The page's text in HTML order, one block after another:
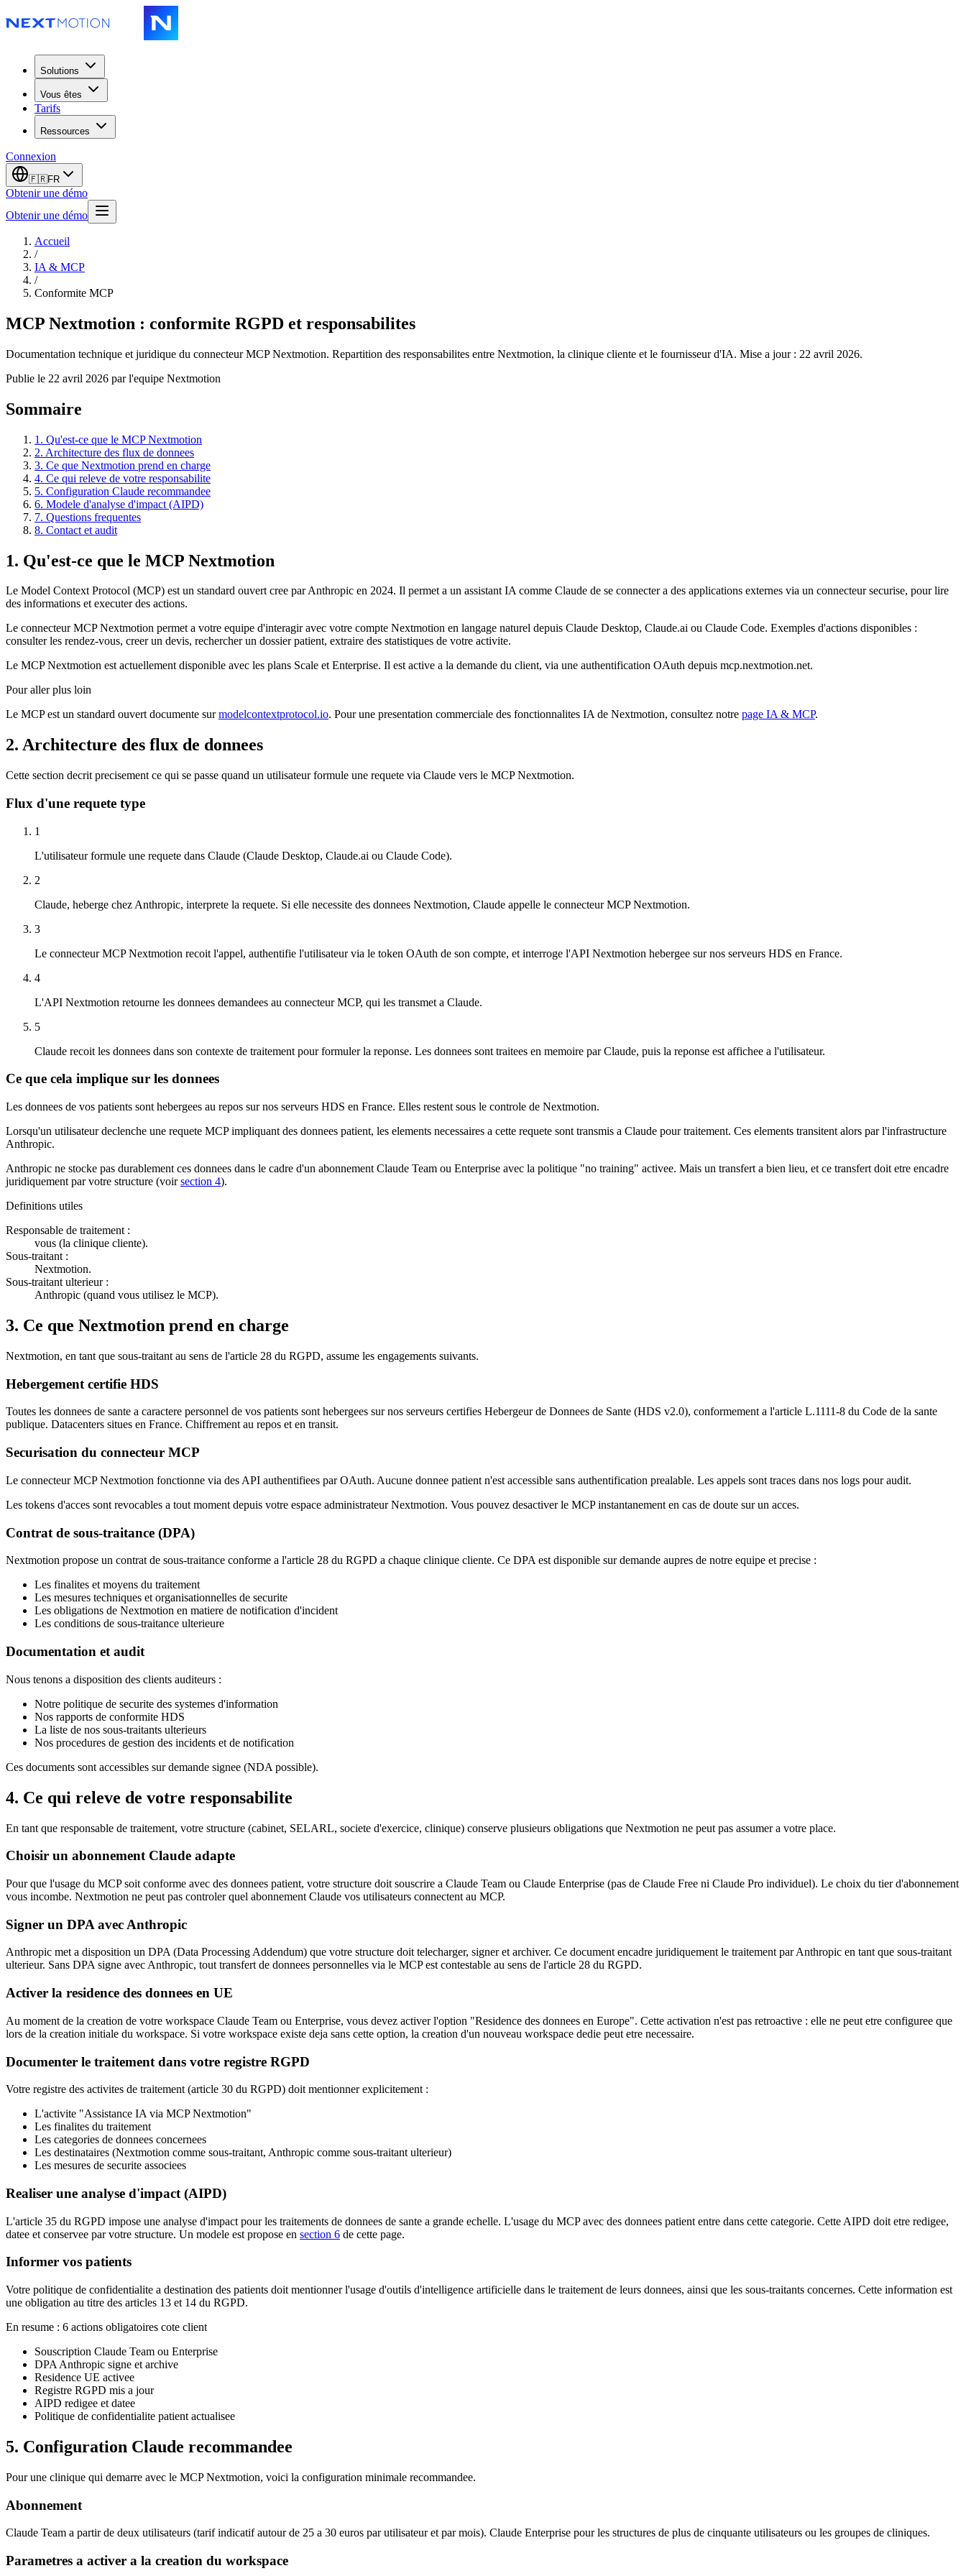
Solutions
Vous êtes
Tarifs
Ressources
Connexion
🇫🇷FR
Obtenir une démo
Obtenir une démo
Accueil
/
IA & MCP
/
Conformite MCP
MCP Nextmotion : conformite RGPD et responsabilites
Documentation technique et juridique du connecteur MCP Nextmotion. Repartition des responsabilites entre Nextmotion, la clinique cliente et le fournisseur d'IA. Mise a jour : 22 avril 2026.
Publie le 22 avril 2026 par l'equipe Nextmotion
Sommaire
1. Qu'est-ce que le MCP Nextmotion
2. Architecture des flux de donnees
3. Ce que Nextmotion prend en charge
4. Ce qui releve de votre responsabilite
5. Configuration Claude recommandee
6. Modele d'analyse d'impact (AIPD)
7. Questions frequentes
8. Contact et audit
1. Qu'est-ce que le MCP Nextmotion
Le Model Context Protocol (MCP) est un standard ouvert cree par Anthropic en 2024. Il permet a un assistant IA comme Claude de se connecter a des applications externes via un connecteur securise, pour lire
des informations et executer des actions.
Le connecteur MCP Nextmotion permet a votre equipe d'interagir avec votre compte Nextmotion en langage naturel depuis Claude Desktop, Claude.ai ou Claude Code. Exemples d'actions disponibles :
consulter les rendez-vous, creer un devis, rechercher un dossier patient, extraire des statistiques de votre activite.
Le MCP Nextmotion est actuellement disponible avec les plans Scale et Enterprise. Il est active a la demande du client, via une authentification OAuth depuis mcp.nextmotion.net.
Pour aller plus loin
Le MCP est un standard ouvert documente sur modelcontextprotocol.io. Pour une presentation commerciale des fonctionnalites IA de Nextmotion, consultez notre page IA & MCP.
2. Architecture des flux de donnees
Cette section decrit precisement ce qui se passe quand un utilisateur formule une requete via Claude vers le MCP Nextmotion.
Flux d'une requete type
1
L'utilisateur formule une requete dans Claude (Claude Desktop, Claude.ai ou Claude Code).
2
Claude, heberge chez Anthropic, interprete la requete. Si elle necessite des donnees Nextmotion, Claude appelle le connecteur MCP Nextmotion.
3
Le connecteur MCP Nextmotion recoit l'appel, authentifie l'utilisateur via le token OAuth de son compte, et interroge l'API Nextmotion hebergee sur nos serveurs HDS en France.
4
L'API Nextmotion retourne les donnees demandees au connecteur MCP, qui les transmet a Claude.
5
Claude recoit les donnees dans son contexte de traitement pour formuler la reponse. Les donnees sont traitees en memoire par Claude, puis la reponse est affichee a l'utilisateur.
Ce que cela implique sur les donnees
Les donnees de vos patients sont hebergees au repos sur nos serveurs HDS en France. Elles restent sous le controle de Nextmotion.
Lorsqu'un utilisateur declenche une requete MCP impliquant des donnees patient, les elements necessaires a cette requete sont transmis a Claude pour traitement. Ces elements transitent alors par l'infrastructure
Anthropic.
Anthropic ne stocke pas durablement ces donnees dans le cadre d'un abonnement Claude Team ou Enterprise avec la politique "no training" activee. Mais un transfert a bien lieu, et ce transfert doit etre encadre
juridiquement par votre structure (voir section 4).
Definitions utiles
Responsable de traitement :
vous (la clinique cliente).
Sous-traitant :
Nextmotion.
Sous-traitant ulterieur :
Anthropic (quand vous utilisez le MCP).
3. Ce que Nextmotion prend en charge
Nextmotion, en tant que sous-traitant au sens de l'article 28 du RGPD, assume les engagements suivants.
Hebergement certifie HDS
Toutes les donnees de sante a caractere personnel de vos patients sont hebergees sur nos serveurs certifies Hebergeur de Donnees de Sante (HDS v2.0), conformement a l'article L.1111-8 du Code de la sante
publique. Datacenters situes en France. Chiffrement au repos et en transit.
Securisation du connecteur MCP
Le connecteur MCP Nextmotion fonctionne via des API authentifiees par OAuth. Aucune donnee patient n'est accessible sans authentification prealable. Les appels sont traces dans nos logs pour audit.
Les tokens d'acces sont revocables a tout moment depuis votre espace administrateur Nextmotion. Vous pouvez desactiver le MCP instantanement en cas de doute sur un acces.
Contrat de sous-traitance (DPA)
Nextmotion propose un contrat de sous-traitance conforme a l'article 28 du RGPD a chaque clinique cliente. Ce DPA est disponible sur demande aupres de notre equipe et precise :
Les finalites et moyens du traitement
Les mesures techniques et organisationnelles de securite
Les obligations de Nextmotion en matiere de notification d'incident
Les conditions de sous-traitance ulterieure
Documentation et audit
Nous tenons a disposition des clients auditeurs :
Notre politique de securite des systemes d'information
Nos rapports de conformite HDS
La liste de nos sous-traitants ulterieurs
Nos procedures de gestion des incidents et de notification
Ces documents sont accessibles sur demande signee (NDA possible).
4. Ce qui releve de votre responsabilite
En tant que responsable de traitement, votre structure (cabinet, SELARL, societe d'exercice, clinique) conserve plusieurs obligations que Nextmotion ne peut pas assumer a votre place.
Choisir un abonnement Claude adapte
Pour que l'usage du MCP soit conforme avec des donnees patient, votre structure doit souscrire a Claude Team ou Claude Enterprise (pas de Claude Free ni Claude Pro individuel). Le choix du tier d'abonnement
vous incombe. Nextmotion ne peut pas controler quel abonnement Claude vos utilisateurs connectent au MCP.
Signer un DPA avec Anthropic
Anthropic met a disposition un DPA (Data Processing Addendum) que votre structure doit telecharger, signer et archiver. Ce document encadre juridiquement le traitement par Anthropic en tant que sous-traitant
ulterieur. Sans DPA signe avec Anthropic, tout transfert de donnees personnelles via le MCP est contestable au sens de l'article 28 du RGPD.
Activer la residence des donnees en UE
Au moment de la creation de votre workspace Claude Team ou Enterprise, vous devez activer l'option "Residence des donnees en Europe". Cette activation n'est pas retroactive : elle ne peut etre configuree que
lors de la creation initiale du workspace. Si votre workspace existe deja sans cette option, la creation d'un nouveau workspace dedie peut etre necessaire.
Documenter le traitement dans votre registre RGPD
Votre registre des activites de traitement (article 30 du RGPD) doit mentionner explicitement :
L'activite "Assistance IA via MCP Nextmotion"
Les finalites du traitement
Les categories de donnees concernees
Les destinataires (Nextmotion comme sous-traitant, Anthropic comme sous-traitant ulterieur)
Les mesures de securite associees
Realiser une analyse d'impact (AIPD)
L'article 35 du RGPD impose une analyse d'impact pour les traitements de donnees de sante a grande echelle. L'usage du MCP avec des donnees patient entre dans cette categorie. Cette AIPD doit etre redigee,
datee et conservee par votre structure. Un modele est propose en section 6 de cette page.
Informer vos patients
Votre politique de confidentialite a destination des patients doit mentionner l'usage d'outils d'intelligence artificielle dans le traitement de leurs donnees, ainsi que les sous-traitants concernes. Cette information est
une obligation au titre des articles 13 et 14 du RGPD.
En resume : 6 actions obligatoires cote client
Souscription Claude Team ou Enterprise
DPA Anthropic signe et archive
Residence UE activee
Registre RGPD mis a jour
AIPD redigee et datee
Politique de confidentialite patient actualisee
5. Configuration Claude recommandee
Pour une clinique qui demarre avec le MCP Nextmotion, voici la configuration minimale recommandee.
Abonnement
Claude Team a partir de deux utilisateurs (tarif indicatif autour de 25 a 30 euros par utilisateur et par mois). Claude Enterprise pour les structures de plus de cinquante utilisateurs ou les groupes de cliniques.
Parametres a activer a la creation du workspace